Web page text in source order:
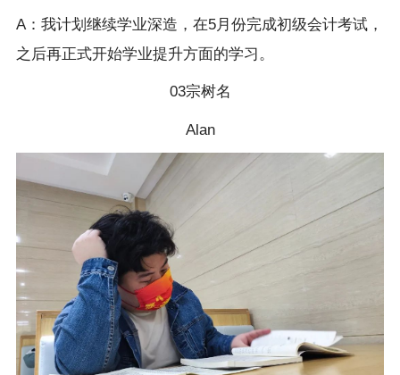
A：我计划继续学业深造，在5月份完成初级会计考试，
之后再正式开始学业提升方面的学习。
03宗树名
Alan